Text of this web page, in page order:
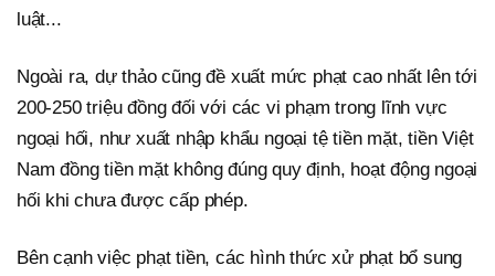
luật...
Ngoài ra, dự thảo cũng đề xuất mức phạt cao nhất lên tới
200-250 triệu đồng đối với các vi phạm trong lĩnh vực
ngoại hối, như xuất nhập khẩu ngoại tệ tiền mặt, tiền Việt
Nam đồng tiền mặt không đúng quy định, hoạt động ngoại
hối khi chưa được cấp phép.
Bên cạnh việc phạt tiền, các hình thức xử phạt bổ sung